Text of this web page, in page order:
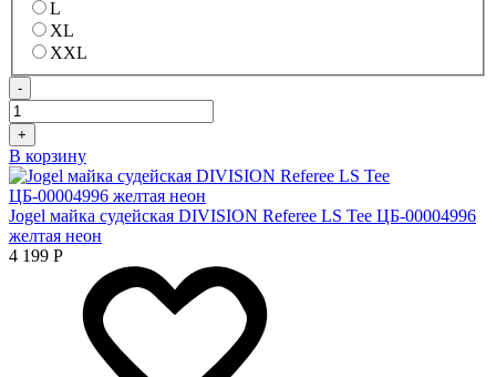
L
XL
XXL
-
+
В корзину
Jogel майка судейская DIVISION Referee LS Tee ЦБ-00004996
желтая неон
4 199 Р